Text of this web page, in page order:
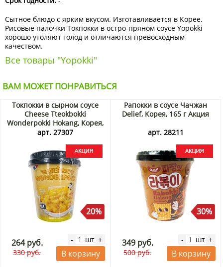
Сытное блюдо с ярким вкусом. Изготавливается в Корее.
Рисовые палочки Токпокки в остро-пряном соусе Yopokki
хорошо утоляют голод и отличаются превосходным
качеством.
Все товары "Yopokki"
ВАМ МОЖЕТ ПОНРАВИТЬСЯ
Токпокки в сырном соусе
Cheese Tteokbokki
Wonderpokki Hokang, Корея,
120 г Акция
арт. 27307
20%
264 руб.
330 руб.
- шт +
В корзину
Рапокки в соусе Чачжан
Delief, Корея, 165 г Акция
арт. 28211
30%
349 руб.
500 руб.
- шт +
В корзину